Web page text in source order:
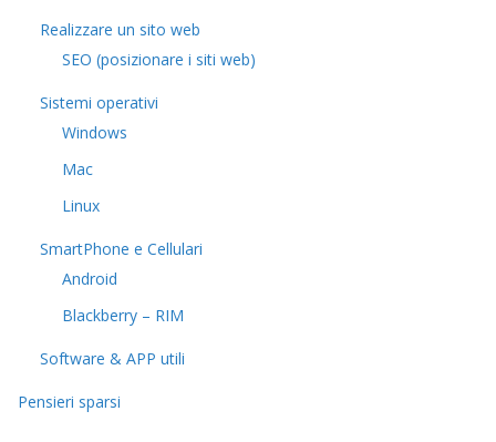
Realizzare un sito web
SEO (posizionare i siti web)
Sistemi operativi
Windows
Mac
Linux
SmartPhone e Cellulari
Android
Blackberry – RIM
Software & APP utili
Pensieri sparsi